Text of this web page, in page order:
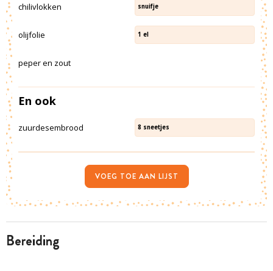
bereiding
chilivlokken snuifje
olijfolie 1 el
peper en zout
En ook
zuurdesembrood 8 sneetjes
VOEG TOE AAN LIJST